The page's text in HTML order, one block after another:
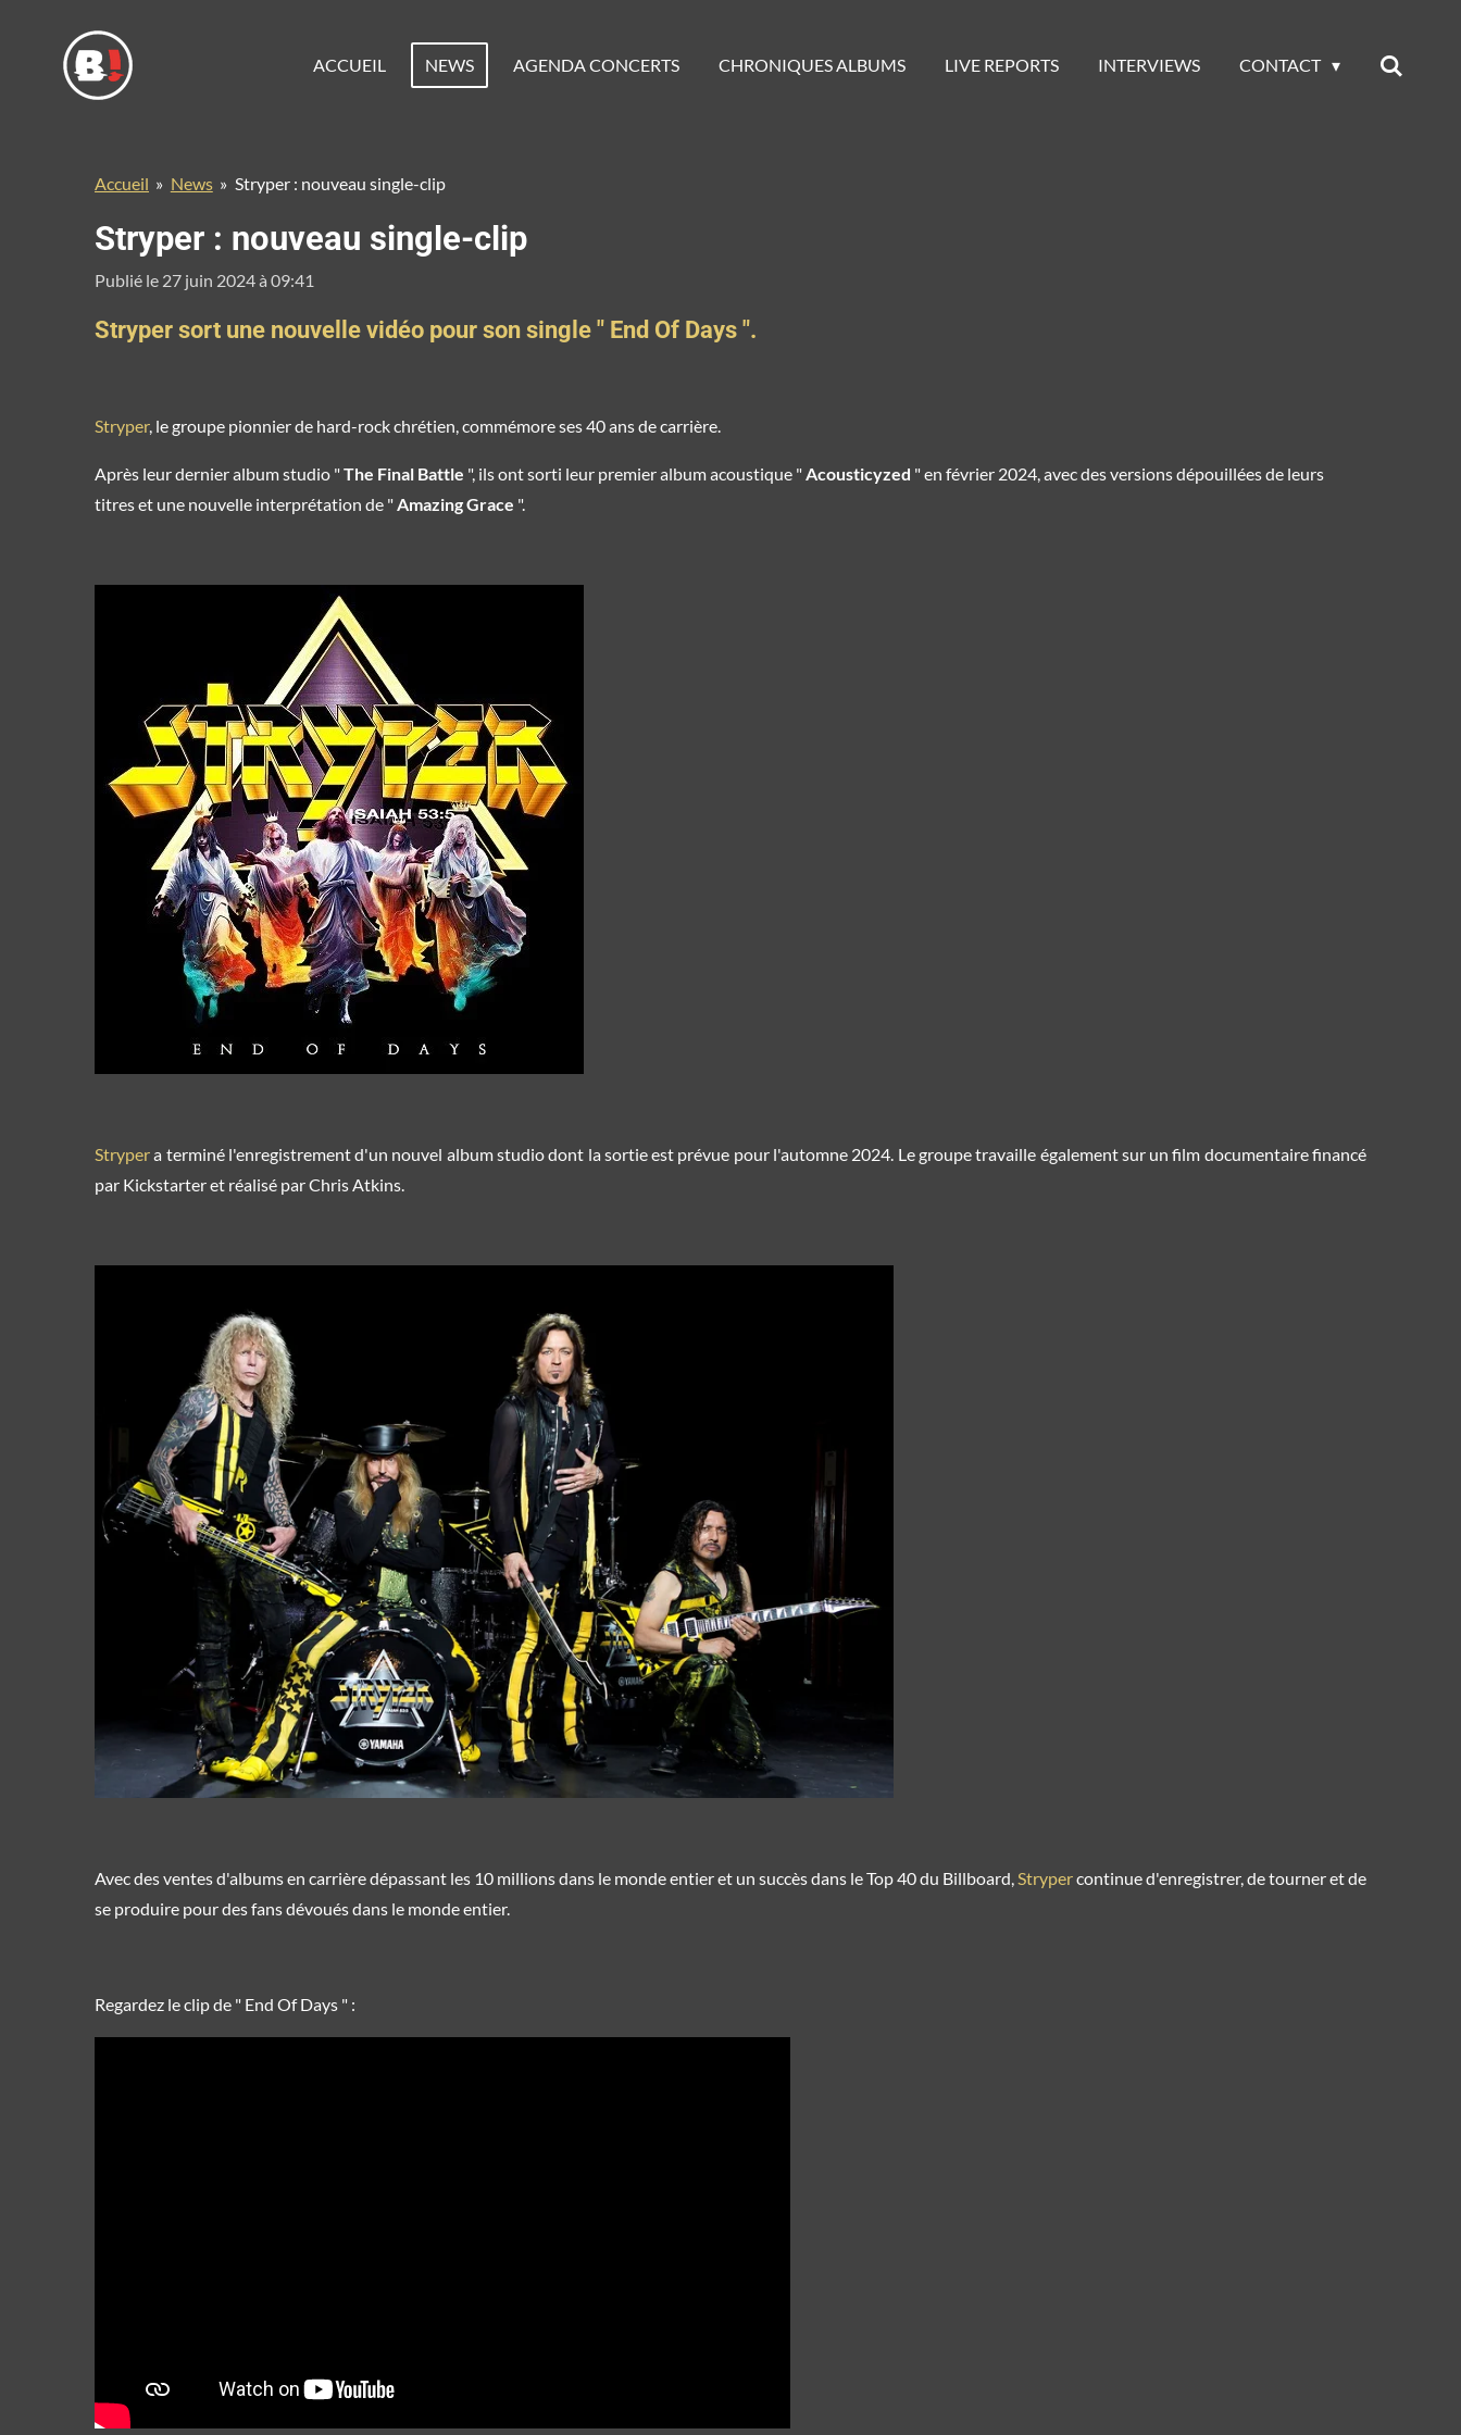
contenu
ACCUEIL NEWS AGENDA CONCERTS CHRONIQUES ALBUMS LIVE REPORTS INTERVIEWS CONTACT
Accueil » News » Stryper : nouveau single-clip
Stryper : nouveau single-clip
Publié le 27 juin 2024 à 09:41
Stryper sort une nouvelle vidéo pour son single " End Of Days ".
Stryper, le groupe pionnier de hard-rock chrétien, commémore ses 40 ans de carrière.
Après leur dernier album studio " The Final Battle ", ils ont sorti leur premier album acoustique " Acousticyzed " en février 2024, avec des versions dépouillées de leurs
titres et une nouvelle interprétation de " Amazing Grace ".
Strypera terminé l'enregistrement d'un nouvel album studio dont la sortie est prévue pour l'automne 2024. Le groupe travaille également sur un film documentaire financé
par Kickstarter et réalisé par Chris Atkins.
Avec des ventes d'albums en carrière dépassant les 10 millions dans le monde entier et un succès dans le Top 40 du Billboard, Strypercontinue d'enregistrer, de tourner et de
se produire pour des fans dévoués dans le monde entier.
Regardez le clip de " End Of Days " :